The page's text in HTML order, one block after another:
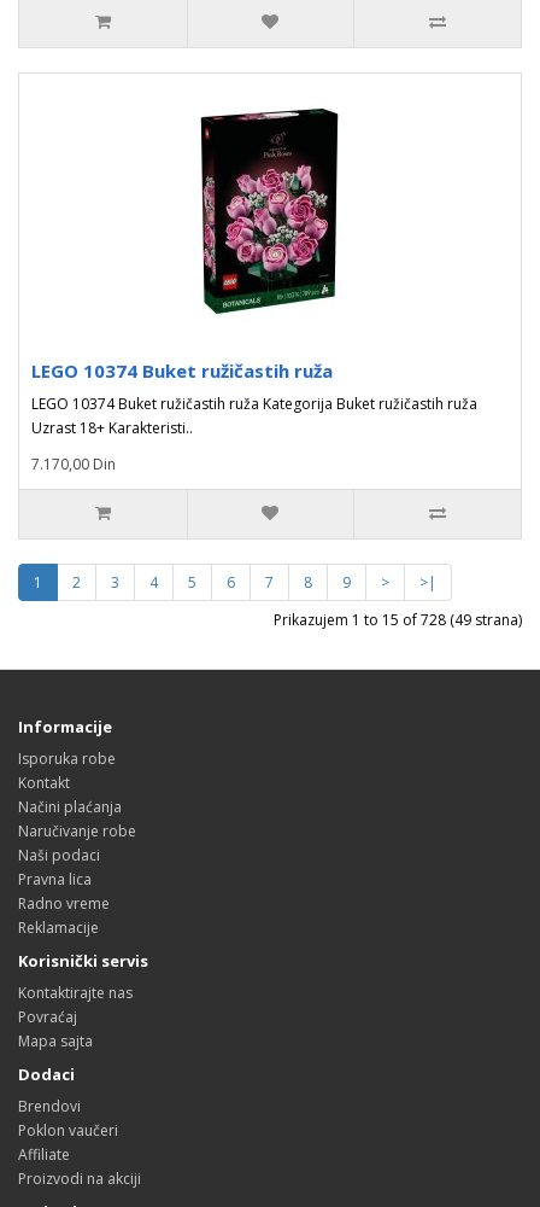
LEGO 10374 Buket ružičastih ruža
LEGO 10374 Buket ružičastih ruža Kategorija Buket ružičastih ruža
Uzrast 18+ Karakteristi..
7.170,00 Din
1 2 3 4 5 6 7 8 9 >
>|
Prikazujem 1 to 15 of 728 (49 strana)
Informacije
Isporuka robe
Kontakt
Načini plaćanja
Naručivanje robe
Naši podaci
Pravna lica
Radno vreme
Reklamacije
Korisnički servis
Kontaktirajte nas
Povraćaj
Mapa sajta
Dodaci
Brendovi
Poklon vaučeri
Affiliate
Proizvodi na akciji